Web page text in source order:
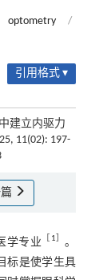
optometry
/
引用格式 ▾
建立内驱力
11(02): 197-
篇
学专业 ［ 1］ 。
标是使学生具